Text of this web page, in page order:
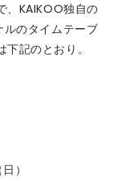
、KAIKOO独自の
のタイムテーブ
記のとおり。
）